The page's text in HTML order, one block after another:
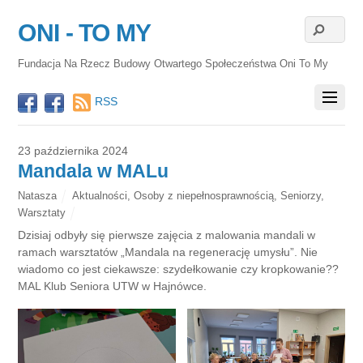
ONI - TO MY
Fundacja Na Rzecz Budowy Otwartego Społeczeństwa Oni To My
RSS
23 października 2024
Mandala w MALu
Natasza Aktualności Osoby z niepełnosprawnością Seniorzy,
Warsztaty
Dzisiaj odbyły się pierwsze zajęcia z malowania mandali w
ramach warsztatów „Mandala na regenerację umysłu”. Nie
wiadomo co jest ciekawsze: szydełkowanie czy kropkowanie??
MAL Klub Seniora UTW w Hajnówce.